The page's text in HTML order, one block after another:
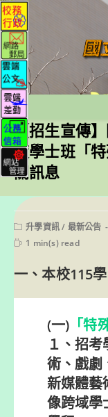
跳
轉
至
主
要
內
容
【招生宣傳
度學士班「
關訊息
Post
category:
升學資訊/ 最新公告
Reading
1 min(s) read
一、本校115
(一) 「特
１、招
術、戲劇
新媒體藝
像跨域學